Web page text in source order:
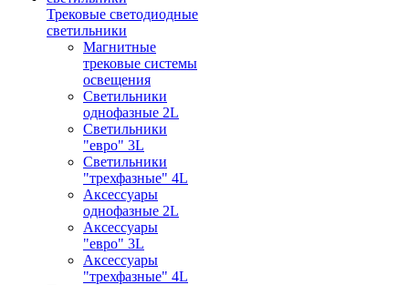
Трековые светодиодные
светильники
Магнитные
трековые системы
освещения
Светильники
однофазные 2L
Светильники
"евро" 3L
Светильники
"трехфазные" 4L
Аксессуары
однофазные 2L
Аксессуары
"евро" 3L
Аксессуары
"трехфазные" 4L